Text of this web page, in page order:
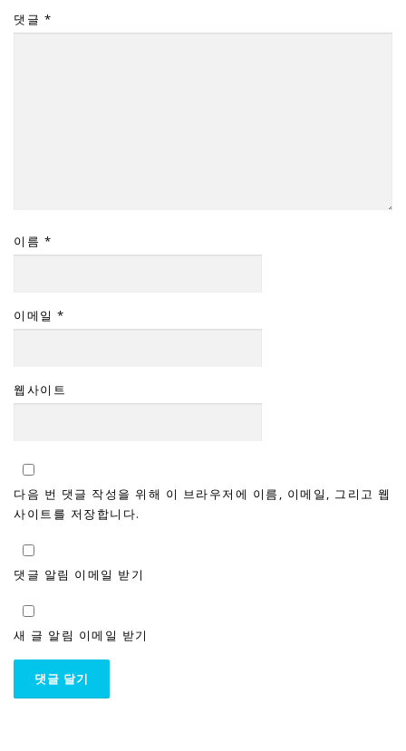
댓글 *
이름 *
이메일 *
웹사이트
다음 번 댓글 작성을 위해 이 브라우저에 이름, 이메일, 그리고 웹
사이트를 저장합니다.
댓글 알림 이메일 받기
새 글 알림 이메일 받기